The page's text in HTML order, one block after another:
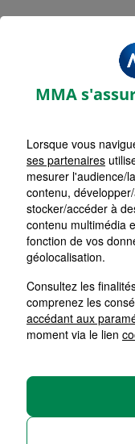
Rechercher une
Commencez à
Aucune
LISTE AGENCES
HORAIRES
09h00 - 12h30 / 15h00
2 LAVAL
HORAIRES
09h00 - 12h00 / 15h00 -
3 BONCHAMP
COSSÉ LE VIVIEN
MMA
Lorsque vous
ses partenaires
mesurer l'audience/
contenu,
stocker/accéder à
contenu multimédia
fonction de vos
géolocalisation.
Consultez les
comprenez les
accédant aux
moment via le lien